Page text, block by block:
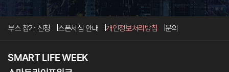
부스 참가 신청 스폰서십 안내 개인정보처리방침 문의